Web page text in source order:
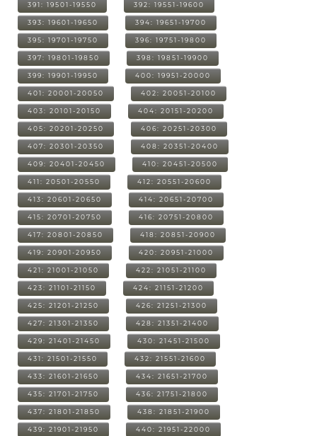
391: 19501-19550 392: 19551-19600
393: 19601-19650 394: 19651-19700
395: 19701-19750 396: 19751-19800
397: 19801-19850 398: 19851-19900
399: 19901-19950 400: 19951-20000
401: 20001-20050 402: 20051-20100
403: 20101-20150 404: 20151-20200
405: 20201-20250 406: 20251-20300
407: 20301-20350 408: 20351-20400
409: 20401-20450 410: 20451-20500
411: 20501-20550 412: 20551-20600
413: 20601-20650 414: 20651-20700
415: 20701-20750 416: 20751-20800
417: 20801-20850 418: 20851-20900
419: 20901-20950 420: 20951-21000
421: 21001-21050 422: 21051-21100
423: 21101-21150 424: 21151-21200
425: 21201-21250 426: 21251-21300
427: 21301-21350 428: 21351-21400
429: 21401-21450 430: 21451-21500
431: 21501-21550 432: 21551-21600
433: 21601-21650 434: 21651-21700
435: 21701-21750 436: 21751-21800
437: 21801-21850 438: 21851-21900
439: 21901-21950 440: 21951-22000